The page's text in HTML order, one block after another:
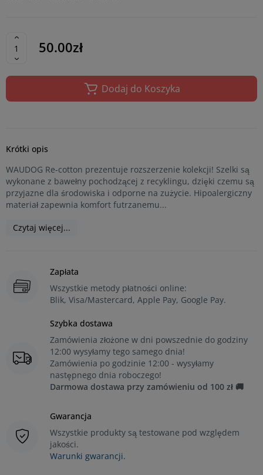
50.00zł
Dodaj do Koszyka
Krótki opis
WAUDOG Re-cotton prezentuje rozszerzenie kolekcji! Szelki są
wykonane z bawełny pochodzącej z recyklingu, dzięki czemu są
przyjazne dla środowiska i odporne na zużycie. Hipoalergiczny
materiał zapewnia komfort futrzanemu...
Czytaj więcej...
Zapłata
Wszystkie metody płatności online:
Blik, Visa/Mastercard, Apple Pay, Google Pay.
Szybka dostawa
Zamówienia złożone w dni powszednie do godziny
12:00 wysyłamy tego samego dnia!
Zamówienia po godzinie 12:00 - wysyłamy
następnego dnia roboczego!
Darmowa dostawa przy zamówieniu od 100 zł 🚚
Gwarancja
Wszystkie produkty są testowane pod względem
jakości.
Warunki gwarancji.